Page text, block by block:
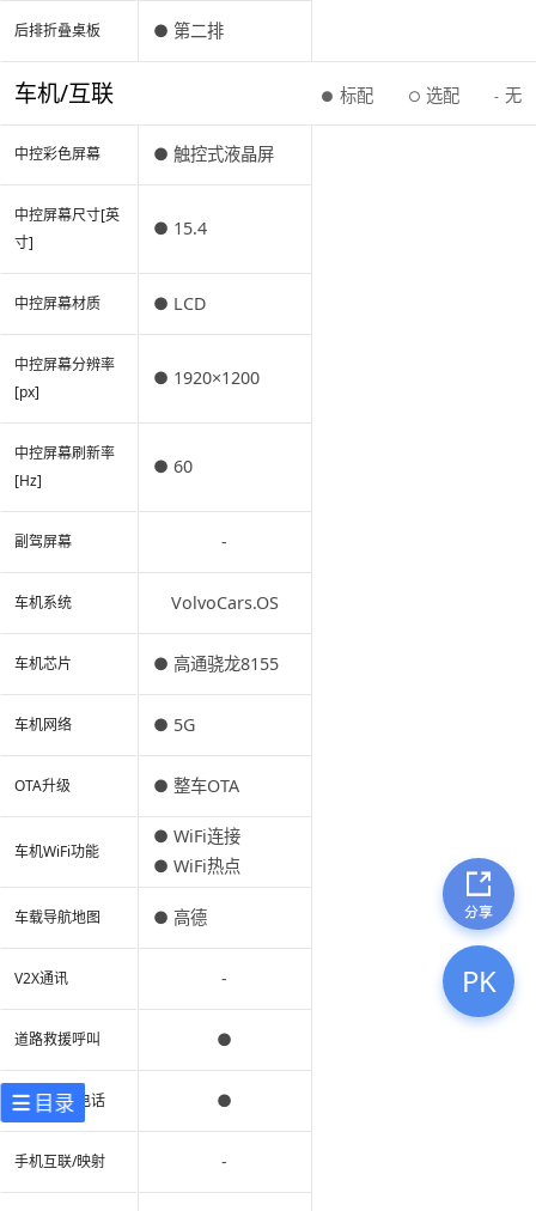
后排折叠桌板
车机/互联 ● 标配 ○ 选配 - 无
中控彩色屏幕
中控屏幕尺寸[英
寸]
中控屏幕材质
中控屏幕分辨率
[px]
中控屏幕刷新率
[Hz]
副驾屏幕
车机系统
车机芯片
车机网络
OTA升级
车机WiFi功能
车载导航地图
V2X通讯
道路救援呼叫
蓝牙/车载电话
手机互联/映射
● 第二排
● 触控式液晶屏
● 15.4
● LCD
● 1920×1200
● 60
-
VolvoCars.OS
● 高通骁龙8155
● 5G
● 整车OTA
● WiFi连接
● WiFi热点
● 高德
-
●
●
-
目录
PK